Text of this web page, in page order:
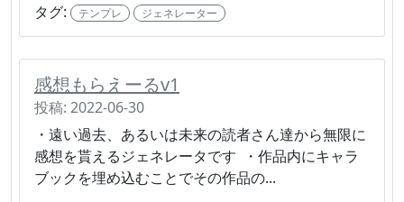
タグ: テンプレ ジェネレーター
感想もらえーるv1
投稿: 2022-06-30
・遠い過去、あるいは未来の読者さん達から無限に
感想を貰えるジェネレータです ・作品内にキャラ
ブックを埋め込むことでその作品の...